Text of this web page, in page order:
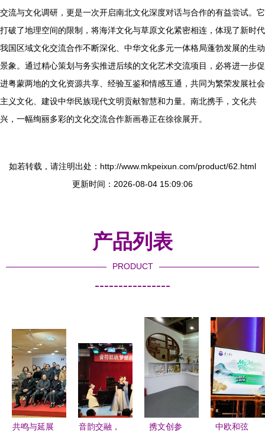
交流与文化调研，更是一次开启南北文化深度对话与合作的有益尝试。它
打破了地理空间的限制，将海洋文化与草原文化紧密相连，体现了新时代
我国区域文化交流合作不断深化、中华文化多元一体格局蓬勃发展的生动
景象。通过精心策划与务实推进后续的文化艺术交流项目，必将进一步促
进粤蒙两地的文化资源共享、经验互鉴和情感互通，共同为繁荣发展社会
主义文化、建设中华民族现代文明贡献智慧和力量。南北携手，文化共
兴，一幅绚丽多彩的文化交流合作新画卷正在徐徐展开。
如若转载，请注明出处：http://www.mkpeixun.com/product/62.html
更新时间：2026-08-04 15:09:06
产品列表
PRODUCT
----------------
共鸣与延展
音韵交融，
携文创参
中欧和弦